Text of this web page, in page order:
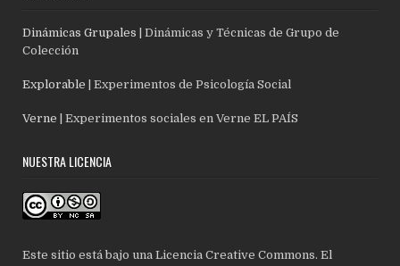
Dinámicas Grupales | Dinámicas y Técnicas de Grupo de
Colección
Explorable | Experimentos de Psicología Social
Verne | Experimentos sociales en Verne EL PAÍS
NUESTRA LICENCIA
Este sitio está bajo una Licencia Creative Commons. El